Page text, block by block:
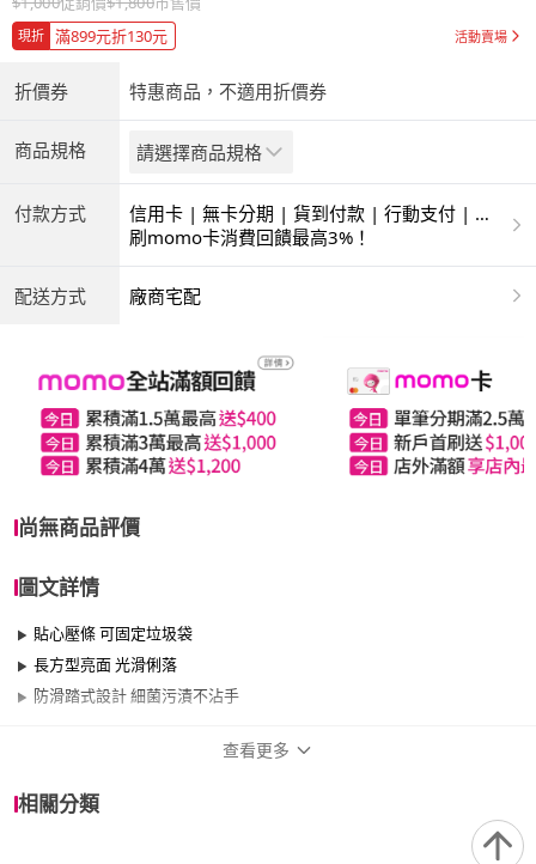
現折 滿899元折130元 活動賣場
折價券 特惠商品，不適用折價券
商品規格 請選擇商品規格
付款方式
信用卡 | 無卡分期 | 貨到付款 | 行動支付 | 超
商付款 | ATM | 銀聯卡
刷momo卡消費回饋最高3%！
配送方式 廠商宅配
尚無商品評價
圖文詳情
貼心壓條 可固定垃圾袋
長方型亮面 光滑俐落
防滑踏式設計 細菌污漬不沾手
查看更多
相關分類